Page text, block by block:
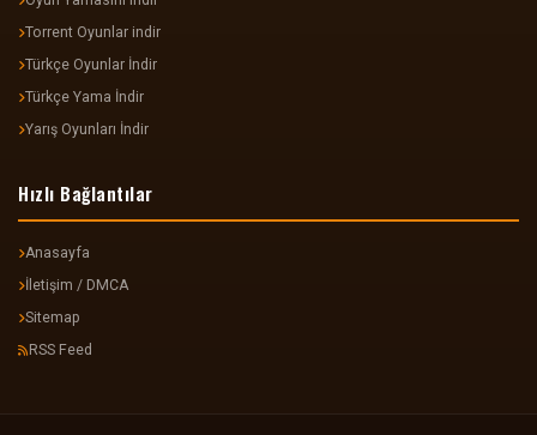
Torrent Oyunlar indir
Türkçe Oyunlar İndir
Türkçe Yama İndir
Yarış Oyunları İndir
Hızlı Bağlantılar
Anasayfa
İletişim / DMCA
Sitemap
RSS Feed